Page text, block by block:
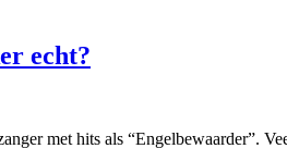
echt?
met hits als “Engelbewaarder”.